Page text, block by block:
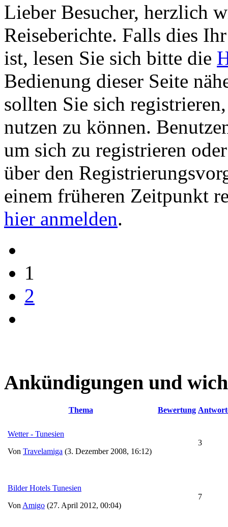
Lieber Besucher, herzlich
Reiseberichte. Falls dies
ist, lesen Sie sich bitte die
Bedienung dieser Seite
sollten Sie sich
nutzen zu können.
um sich zu registrieren
über den
einem früheren Zeitpunkt
hier anmelden.
1
2
Ankündigungen und
Thema Bewertung
Wetter - Tunesien
Von Travelamiga (3. Dezember 2008, 16:12)
3
Bilder Hotels Tunesien
Von Amigo (27. April 2012, 00:04)
7